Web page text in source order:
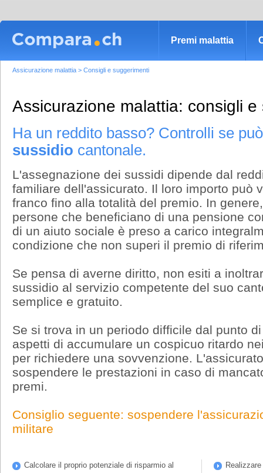
Premi malattia
Assicurazione malattia > Consigli e suggerimenti
Assicurazione malattia: consigli e
Ha un reddito basso? Controlli se
sussidio cantonale.
L'assegnazione dei sussidi dipende dal
familiare dell'assicurato. Il loro importo può
franco fino alla totalità del premio. In
persone che beneficiano di una pensione
di un aiuto sociale è preso a carico
condizione che non superi il premio di
Se pensa di averne diritto, non esiti a
sussidio al servizio competente del suo
semplice e gratuito.
Se si trova in un periodo difficile dal punto
aspetti di accumulare un cospicuo ritardo
per richiedere una sovvenzione.
sospendere le prestazioni in caso di
premi.
Consiglio seguente: sospendere
militare
Calcolare il proprio potenziale di risparmio al